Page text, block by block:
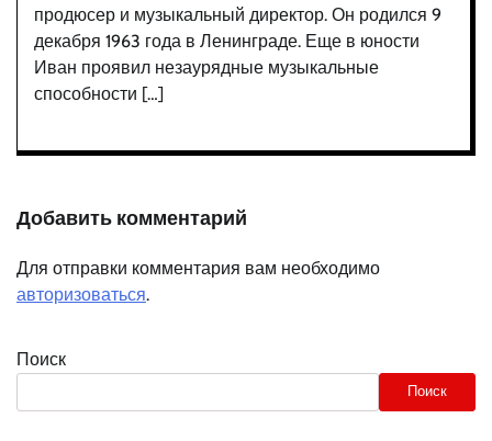
продюсер и музыкальный директор. Он родился 9
декабря 1963 года в Ленинграде. Еще в юности
Иван проявил незаурядные музыкальные
способности […]
Добавить комментарий
Для отправки комментария вам необходимо
авторизоваться.
Поиск
Поиск